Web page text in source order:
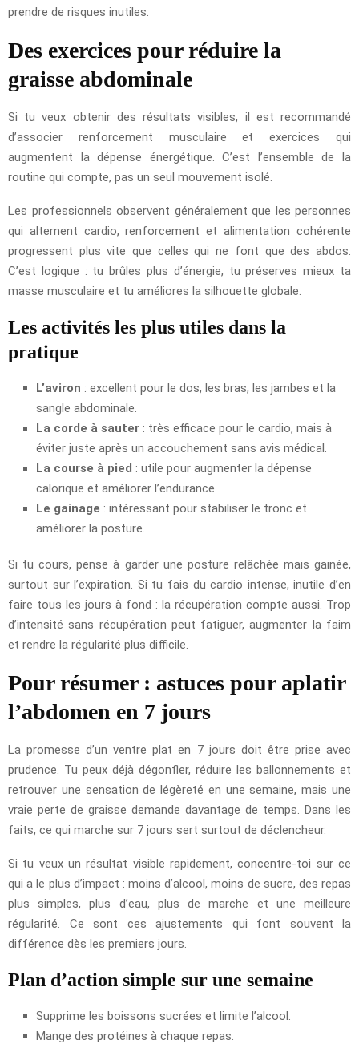
prendre de risques inutiles.
Des exercices pour réduire la
graisse abdominale
Si tu veux obtenir des résultats visibles, il est recommandé
d’associer renforcement musculaire et exercices qui
augmentent la dépense énergétique. C’est l’ensemble de la
routine qui compte, pas un seul mouvement isolé.
Les professionnels observent généralement que les personnes
qui alternent cardio, renforcement et alimentation cohérente
progressent plus vite que celles qui ne font que des abdos.
C’est logique : tu brûles plus d’énergie, tu préserves mieux ta
masse musculaire et tu améliores la silhouette globale.
Les activités les plus utiles dans la
pratique
L’aviron : excellent pour le dos, les bras, les jambes et la
sangle abdominale.
La corde à sauter : très efficace pour le cardio, mais à
éviter juste après un accouchement sans avis médical.
La course à pied : utile pour augmenter la dépense
calorique et améliorer l’endurance.
Le gainage : intéressant pour stabiliser le tronc et
améliorer la posture.
Si tu cours, pense à garder une posture relâchée mais gainée,
surtout sur l’expiration. Si tu fais du cardio intense, inutile d’en
faire tous les jours à fond : la récupération compte aussi. Trop
d’intensité sans récupération peut fatiguer, augmenter la faim
et rendre la régularité plus difficile.
Pour résumer : astuces pour aplatir
l’abdomen en 7 jours
La promesse d’un ventre plat en 7 jours doit être prise avec
prudence. Tu peux déjà dégonfler, réduire les ballonnements et
retrouver une sensation de légèreté en une semaine, mais une
vraie perte de graisse demande davantage de temps. Dans les
faits, ce qui marche sur 7 jours sert surtout de déclencheur.
Si tu veux un résultat visible rapidement, concentre-toi sur ce
qui a le plus d’impact : moins d’alcool, moins de sucre, des repas
plus simples, plus d’eau, plus de marche et une meilleure
régularité. Ce sont ces ajustements qui font souvent la
différence dès les premiers jours.
Plan d’action simple sur une semaine
Supprime les boissons sucrées et limite l’alcool.
Mange des protéines à chaque repas.